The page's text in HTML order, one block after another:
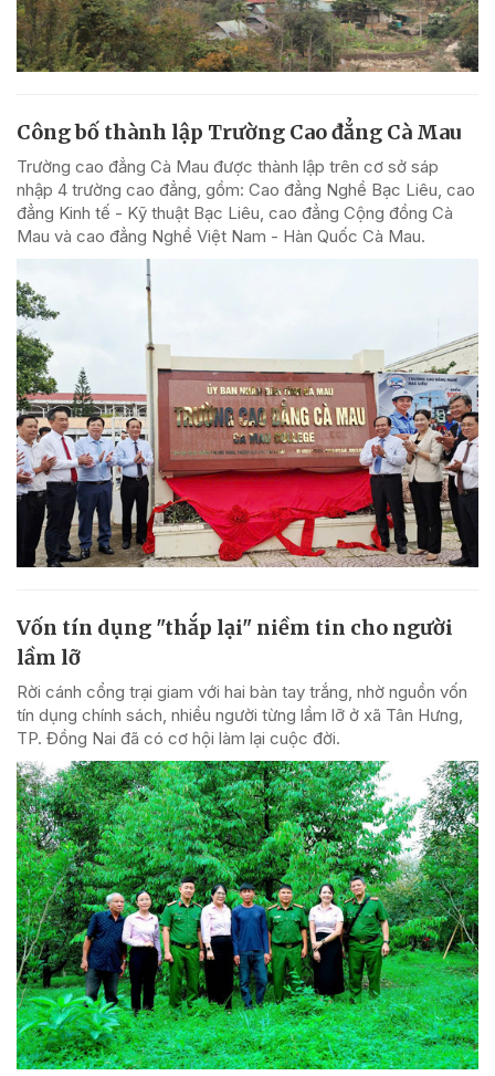
Công bố thành lập Trường Cao đẳng Cà Mau
Trường cao đẳng Cà Mau được thành lập trên cơ sở sáp
nhập 4 trường cao đẳng, gồm: Cao đẳng Nghề Bạc Liêu, cao
đẳng Kinh tế - Kỹ thuật Bạc Liêu, cao đẳng Cộng đồng Cà
Mau và cao đẳng Nghề Việt Nam - Hàn Quốc Cà Mau.
Vốn tín dụng "thắp lại" niềm tin cho người
lầm lỡ
Rời cánh cổng trại giam với hai bàn tay trắng, nhờ nguồn vốn
tín dụng chính sách, nhiều người từng lầm lỡ ở xã Tân Hưng,
TP. Đồng Nai đã có cơ hội làm lại cuộc đời.